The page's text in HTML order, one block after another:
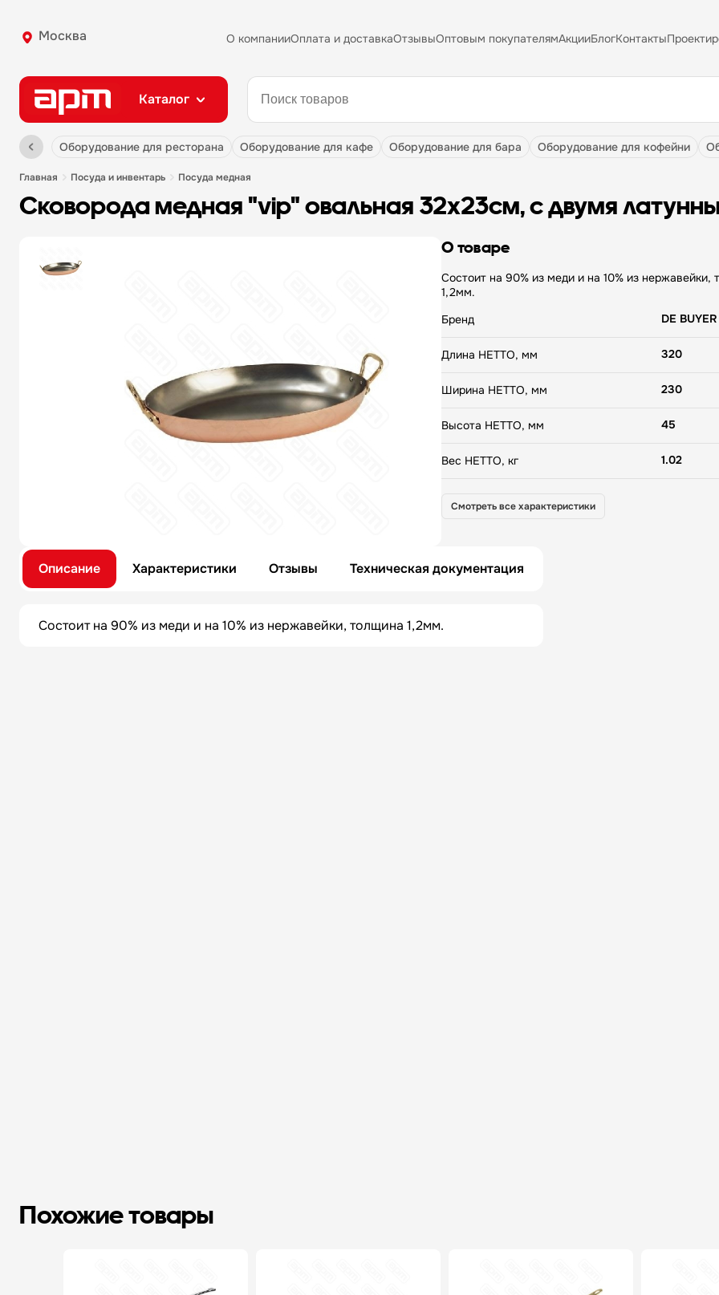
Москва О компанииОплата и доставкаОтзывыОптовым покупателямАкцииБлогКонтакты
Каталог
оборудование для ресторана оборудование для кафе оборудование для бара оборудование для кофейни
главная посуда и инвентарь посуда медная
сковорода медная "vip" овальная 32х23см, с двумя
О товаре
Состоит на 90% из меди и на 10% из нержавейки,
1,2мм.
Бренд
DE BUYER
Длина НЕТТО, мм 320
Ширина НЕТТО, мм 230
Высота НЕТТО, мм 45
Вес НЕТТО, кг 1.02
Высота БРУТТО, мм
Смотреть все характеристики
Описание Характеристики Отзывы Техническая документация
Состоит на 90% из меди и на 10% из нержавейки, толщина 1,2мм.
Похожие товары